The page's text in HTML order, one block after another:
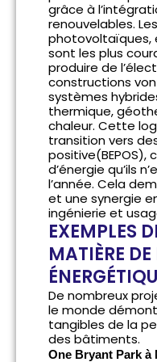
grâce à
renouvelables.
photovoltaïques,
sont les plus
produire de
constructions
systèmes
thermique,
chaleur. Cette
transition vers
positive(BEPOS),
d’énergie qu’ils
l’année. Cela
et une synergie
ingénierie et
EXEMPLES
MATIÈRE
De nombreux
le monde
tangibles de la
des bâtiments.
One Bryant Park à